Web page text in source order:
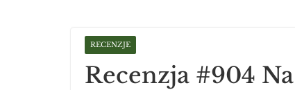
RECENZJE
Recenzja #904